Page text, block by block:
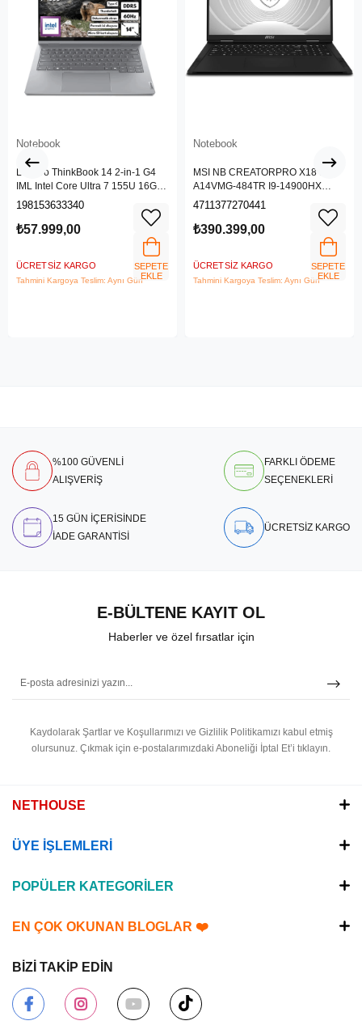
Notebook
Lenovo ThinkBook 14 2-in-1 G4
IML Intel Core Ultra 7 155U 16GB
512GB SSD 14" WUXGA IPS
Panel Freedos Dokunmatik Ekran
Laptop 21MX002VTR
198153633340
₺57.999,00
ÜCRETSIZ KARGO
Tahmini Kargoya Teslim: Aynı Gün
SEPETE
EKLE
Notebook
MSI NB CREATORPRO X18 HX
A14VMG-484TR I9-14900HX
128GB DDR5 RTX5000 ADA
GDDR6 16GB 4TB SSD 18.0
UHD+
4711377270441
₺390.399,00
ÜCRETSIZ KARGO
Tahmini Kargoya Teslim: Aynı Gün
SEPETE
EKLE
%100 GÜVENLİ
ALIŞVERİŞ
FARKLI ÖDEME
SEÇENEKLERİ
15 GÜN İÇERİSİNDE
İADE GARANTİSİ
ÜCRETSİZ KARGO
E-BÜLTENE KAYIT OL
Haberler ve özel fırsatlar için
Kaydolarak Şartlar ve Koşullarımızı ve Gizlilik Politikamızı kabul etmiş
olursunuz. Çıkmak için e-postalarımızdaki Aboneliği İptal Et’i tıklayın.
NETHOUSE
ÜYE İŞLEMLERİ
POPÜLER KATEGORİLER
EN ÇOK OKUNAN BLOGLAR ❤️
BİZİ TAKİP EDİN